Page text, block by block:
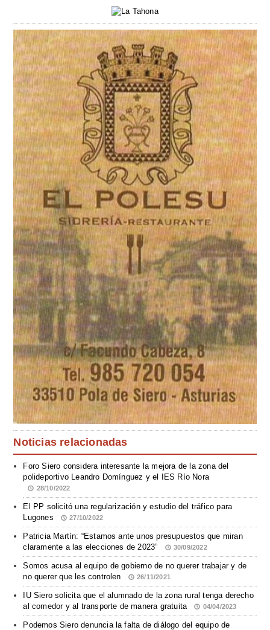
Noticias relacionadas
Foro Siero considera interesante la mejora de la zona del
polideportivo Leandro Domínguez y el IES Río Nora
28/10/2022
El PP solicitó una regularización y estudio del tráfico para
Lugones
27/10/2022
Patricia Martín: “Estamos ante unos presupuestos que miran
claramente a las elecciones de 2023”
30/09/2022
Somos acusa al equipo de gobierno de no querer trabajar y de
no querer que les controlen
26/11/2021
IU Siero solicita que el alumnado de la zona rural tenga derecho
al comedor y al transporte de manera gratuita
04/04/2023
Podemos Siero denuncia la falta de diálogo del equipo de